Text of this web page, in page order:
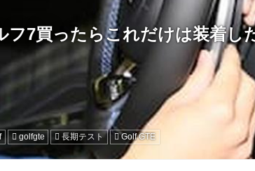
フ7買ったらこれだけは装着し
golfgte 長期テスト Golf GTE